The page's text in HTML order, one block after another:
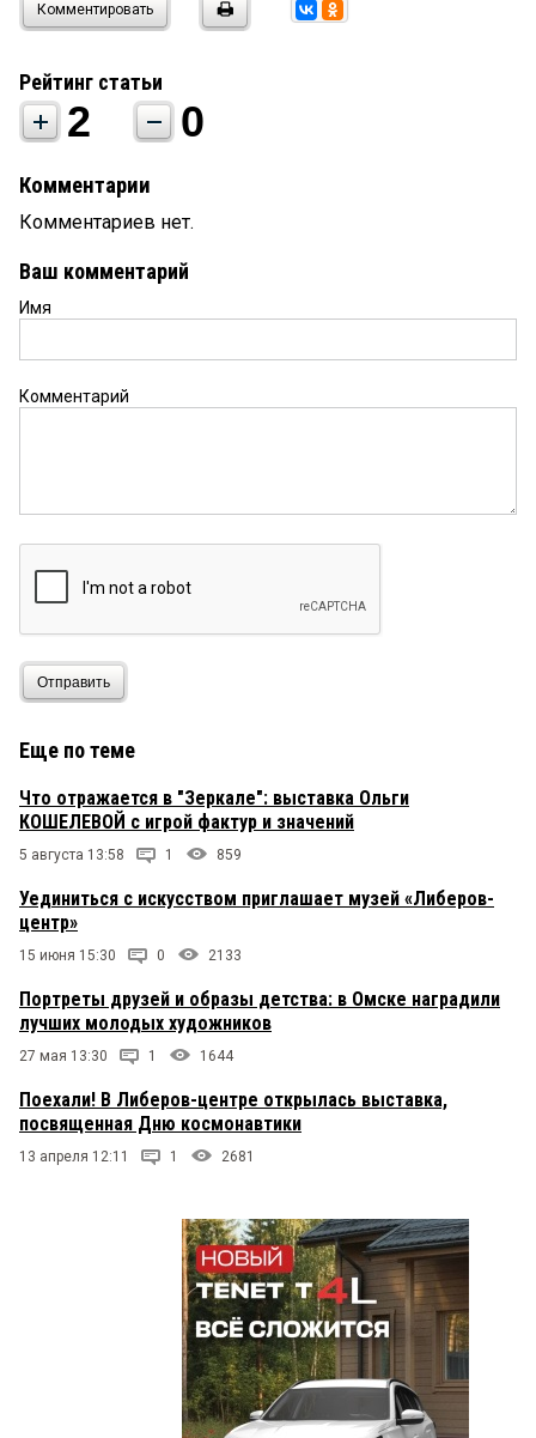
Комментировать
Рейтинг статьи
2 0
Комментарии
Комментариев нет.
Ваш комментарий
Имя
Комментарий
Отправить
Еще по теме
Что отражается в "Зеркале": выставка Ольги
КОШЕЛЕВОЙ с игрой фактур и значений
5 августа 13:58 1 859
Уединиться с искусством приглашает музей «Либеров-
центр»
15 июня 15:30 0 2133
Портреты друзей и образы детства: в Омске наградили
лучших молодых художников
27 мая 13:30 1 1644
Поехали! В Либеров-центре открылась выставка,
посвященная Дню космонавтики
13 апреля 12:11 1 2681